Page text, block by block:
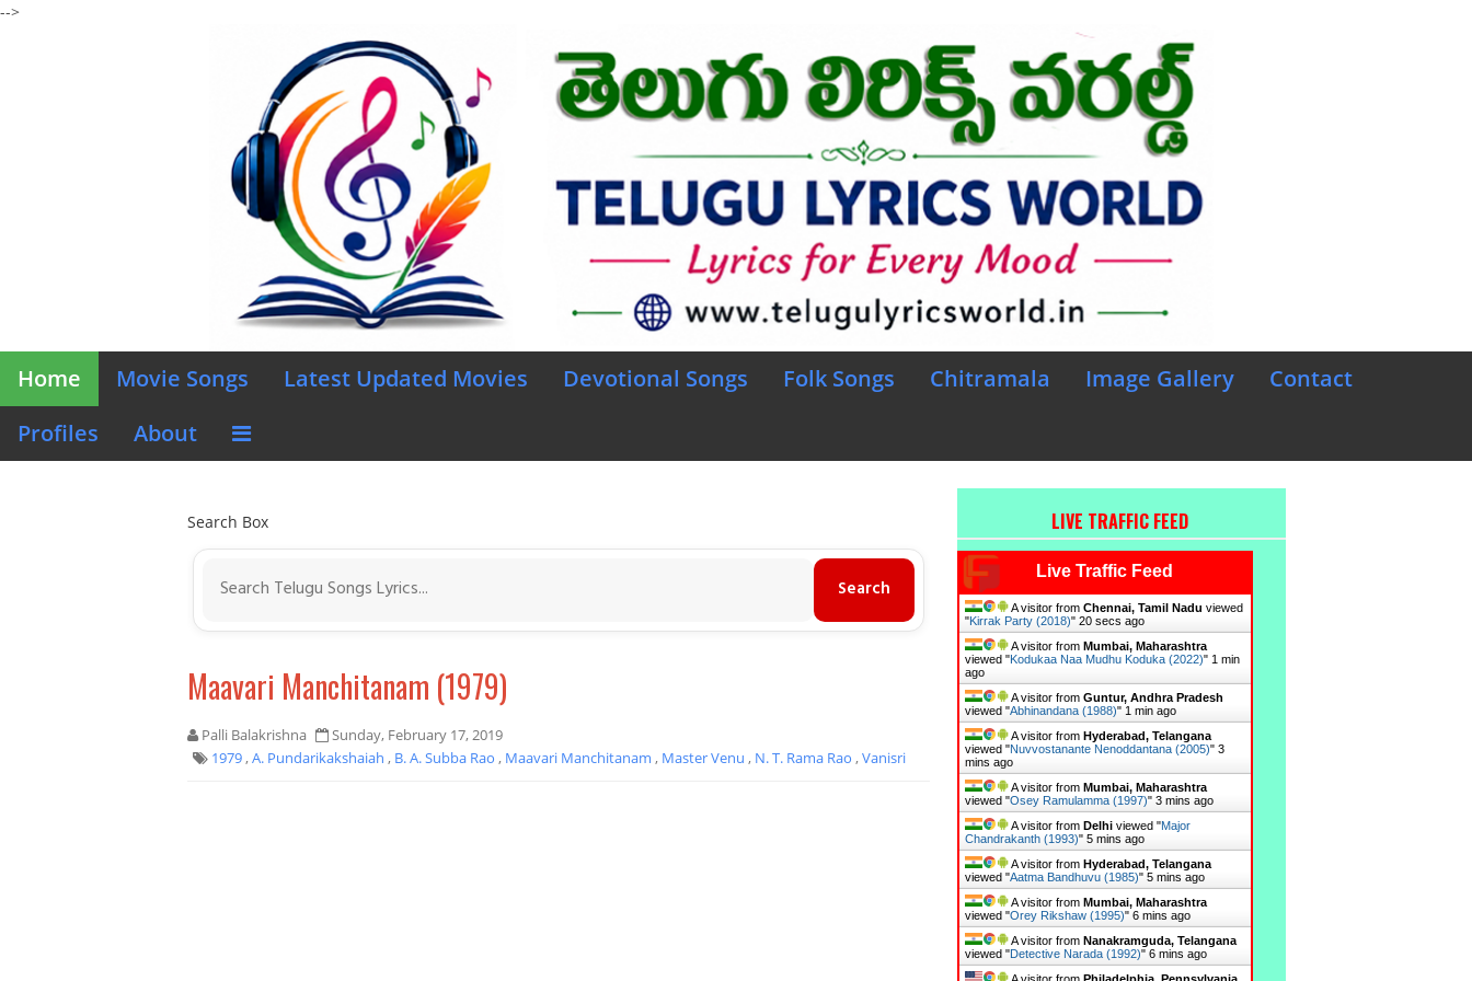
-->
Home Movie Songs Latest Updated Movies Devotional Songs Folk Songs Chitramala Image Gallery
Contact
Profiles
About
Search Box
Maavari Manchitanam (1979)
Palli Balakrishna
Sunday, February 17, 2019
1979,A. Pundarikakshaiah , B. A. Subba Rao , Maavari Manchitanam , Master Venu , N. T. Rama Rao ,Vanisri
LIVE TRAFFIC FEED
Live Traffic Feed
A visitor from Chennai, Tamil Nadu viewed
"Kirrak Party (2018)" 21 secs ago
A visitor from Mumbai, Maharashtra
viewed "Kodukaa Naa Mudhu Koduka (2022)" 1 min
ago
A visitor from Guntur, Andhra Pradesh
viewed "Abhinandana (1988)" 1 min ago
A visitor from Hyderabad, Telangana
viewed "Nuvvostanante Nenoddantana (2005)" 3
mins ago
A visitor from Mumbai, Maharashtra
viewed "Osey Ramulamma (1997)" 3 mins ago
A visitor from Delhiviewed "Major
Chandrakanth (1993)" 5 mins ago
A visitor from Hyderabad, Telangana
viewed "Aatma Bandhuvu (1985)" 5 mins ago
A visitor from Mumbai, Maharashtra
viewed "Orey Rikshaw (1995)" 6 mins ago
A visitor from Nanakramguda, Telangana
viewed "Detective Narada (1992)" 6 mins ago